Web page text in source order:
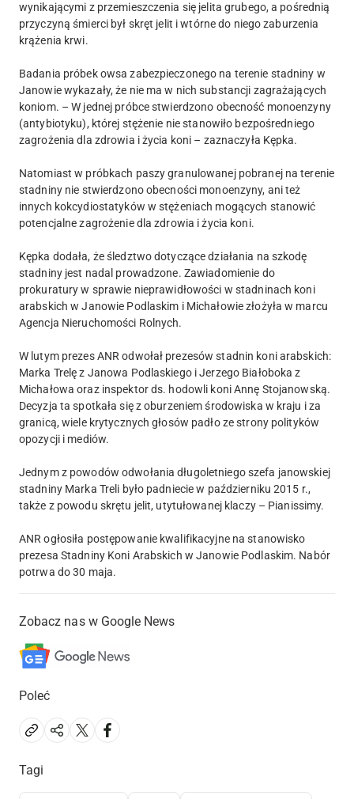
wynikającymi z przemieszczenia się jelita grubego, a pośrednią
przyczyną śmierci był skręt jelit i wtórne do niego zaburzenia
krążenia krwi.
Badania próbek owsa zabezpieczonego na terenie stadniny w
Janowie wykazały, że nie ma w nich substancji zagrażających
koniom. – W jednej próbce stwierdzono obecność monoenzyny
(antybiotyku), której stężenie nie stanowiło bezpośredniego
zagrożenia dla zdrowia i życia koni – zaznaczyła Kępka.
Natomiast w próbkach paszy granulowanej pobranej na terenie
stadniny nie stwierdzono obecności monoenzyny, ani też
innych kokcydiostatyków w stężeniach mogących stanowić
potencjalne zagrożenie dla zdrowia i życia koni.
Kępka dodała, że śledztwo dotyczące działania na szkodę
stadniny jest nadal prowadzone. Zawiadomienie do
prokuratury w sprawie nieprawidłowości w stadninach koni
arabskich w Janowie Podlaskim i Michałowie złożyła w marcu
Agencja Nieruchomości Rolnych.
W lutym prezes ANR odwołał prezesów stadnin koni arabskich:
Marka Trelę z Janowa Podlaskiego i Jerzego Białoboka z
Michałowa oraz inspektor ds. hodowli koni Annę Stojanowską.
Decyzja ta spotkała się z oburzeniem środowiska w kraju i za
granicą, wiele krytycznych głosów padło ze strony polityków
opozycji i mediów.
Jednym z powodów odwołania długoletniego szefa janowskiej
stadniny Marka Treli było padniecie w październiku 2015 r.,
także z powodu skrętu jelit, utytułowanej klaczy – Pianissimy.
ANR ogłosiła postępowanie kwalifikacyjne na stanowisko
prezesa Stadniny Koni Arabskich w Janowie Podlaskim. Nabór
potrwa do 30 maja.
Zobacz nas w Google News
Poleć
Tagi